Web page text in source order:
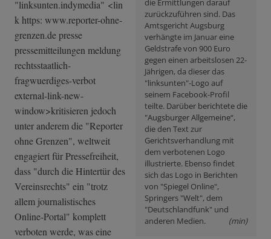
die Ermittlungen darauf
zurückzuführen sind. Das
Amtsgericht Augsburg
verhängte im Januar eine
Geldstrafe von 900 Euro
gegen einen arbeitslosen 22-
Jährigen, da dieser das
"linksunten"-Logo auf
seinem Facebook-Profil
teilte. Darüber berichtete die
"Augsburger Allgemeine“,
die den Text zur
Gerichtsverhandlung mit
dem verbotenen Logo
illustrierte. Ebenso findet
sich das Logo in Berichten
von "Spiegel Online",
Springers "Welt", dem
"Deutschlandfunk" und
anderen Medien.
(min)
"linksunten.indymedia" <lin
k https: www.reporter-ohne-
grenzen.de presse
pressemitteilungen meldung
rechtsstaatlich­-
fragwuerdiges-­verbot
external-link-n­ew-
window>kriti­sieren jedoch
unter anderem die "Reporter
ohne Grenzen", weltweit
engagiert für Pressefreiheit,
dass "durch die Hintertür des
Vereinsrechts" ein "trotz
allem journalistisches
Online-Portal" komplett
verboten werde, was eine